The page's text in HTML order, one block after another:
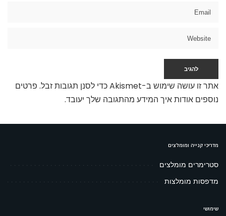
אתר זו עושה שימוש ב-Akismet כדי לסנן תגובות זבל.
פרטים
נוספים אודות איך המידע מהתגובה שלך יעובד.
מדריכי קנייה ומומלצים
סטרימרים מומלצים
מדפסות מומלצות
שימושי